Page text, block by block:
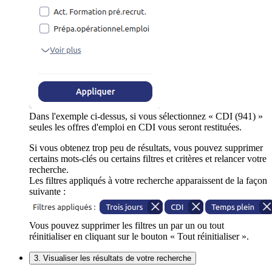
Dans l'exemple ci-dessus, si vous sélectionnez « CDI (941) »
seules les offres d'emploi en CDI vous seront restituées.
Si vous obtenez trop peu de résultats, vous pouvez supprimer
certains mots-clés ou certains filtres et critères et relancer votre
recherche.
Les filtres appliqués à votre recherche apparaissent de la façon
suivante :
Vous pouvez supprimer les filtres un par un ou tout
réinitialiser en cliquant sur le bouton « Tout réinitialiser ».
3. Visualiser les résultats de votre recherche